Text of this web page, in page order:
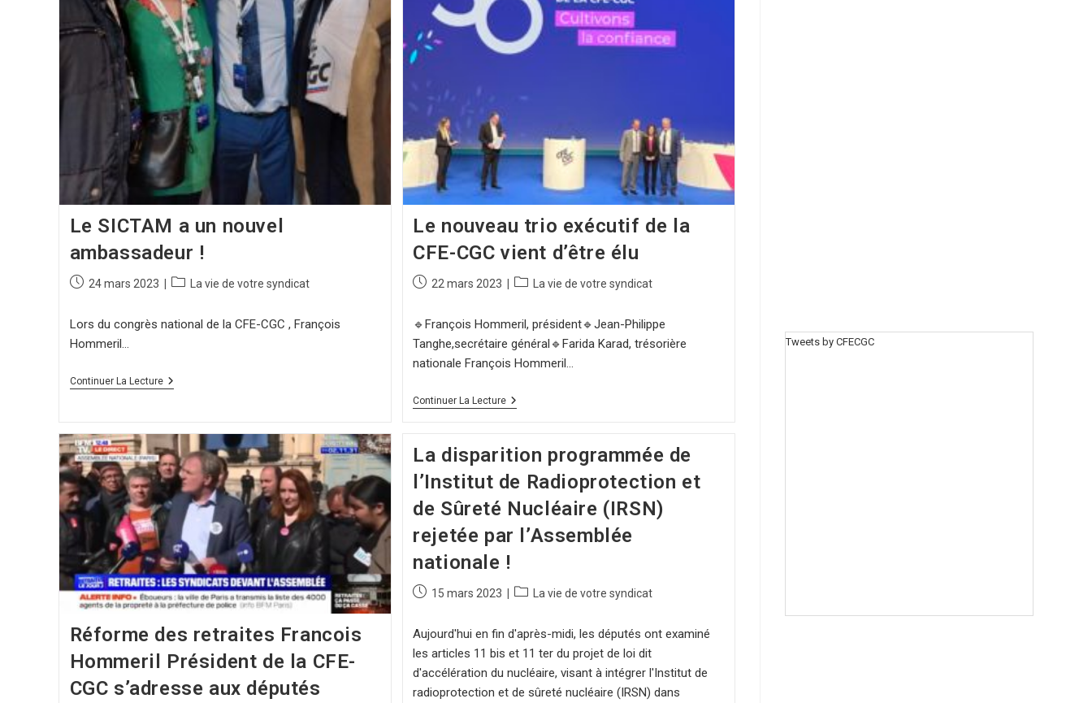
Le SICTAM a un nouvel
ambassadeur !
24 mars 2023 La vie de votre syndicat
Lors du congrès national de la CFE-CGC , François
Hommeril…
Continuer La Lecture
Le nouveau trio exécutif de la
CFE-CGC vient d’être élu
22 mars 2023 La vie de votre syndicat
🔹François Hommeril, président🔹Jean-Philippe
Tanghe,secrétaire général🔹Farida Karad, trésorière
nationale François Hommeril…
Continuer La Lecture
Réforme des retraites Francois
Hommeril Président de la CFE-
CGC s’adresse aux députés
La disparition programmée de
l’Institut de Radioprotection et
de Sûreté Nucléaire (IRSN)
rejetée par l’Assemblée
nationale !
15 mars 2023 La vie de votre syndicat
Aujourd'hui en fin d'après-midi, les députés ont examiné
les articles 11 bis et 11 ter du projet de loi dit
d'accélération du nucléaire, visant à intégrer l'Institut de
radioprotection et de sûreté nucléaire (IRSN) dans
Tweets by CFECGC